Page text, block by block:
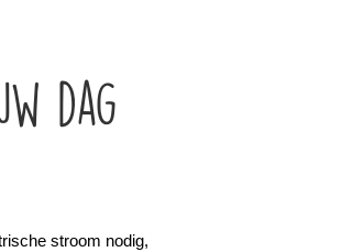
dag
stroom nodig,